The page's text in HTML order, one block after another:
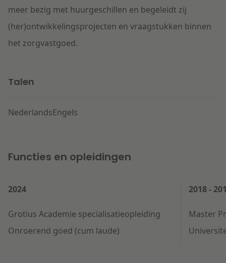
meer bezig met huurgeschillen en begeleidt zij
(her)ontwikkelingsprojecten en vraagstukken binnen
het zorgvastgoed.
Talen
NederlandsEngels
Functies en opleidingen
2024
Grotius Academie specialisatieopleiding
Onroerend goed (cum laude)
2018 -
Master